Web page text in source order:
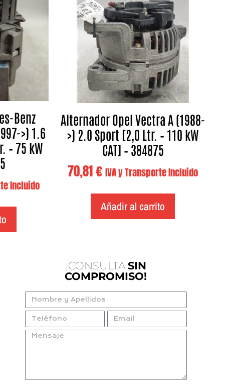
Benz
>) 1.6
– 75 kW
Incluido
Alternador Opel Vectra A (1988-
>) 2.0 Sport [2,0 Ltr. – 110 kW
CAT] – 384875
70,81€ IVA y Transporte Incluido
Añadir al carrito
¡CONSULTA SIN
COMPROMISO!